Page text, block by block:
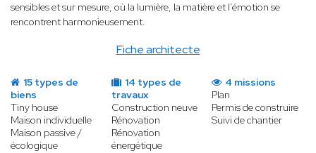
Fiche architecte
sensibles et sur mesure, où la lumière, la matière et l’émotion se
rencontrent harmonieusement.
15 types de
biens
Tiny house
Maison individuelle
Maison passive /
écologique
14 types de
travaux
Construction neuve
Rénovation
Rénovation
énergétique
4 missions
Plan
Permis de construire
Suivi de chantier